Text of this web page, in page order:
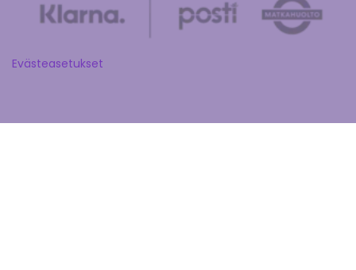
Evästeasetukset